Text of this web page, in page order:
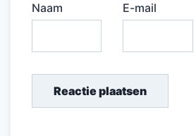
Naam E-mail